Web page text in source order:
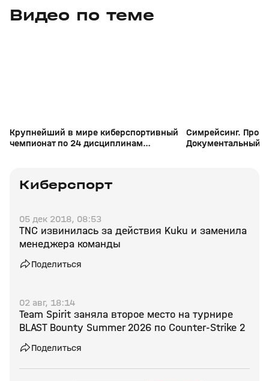
Видео по теме
30 янв, 13:24
Крупнейший в мире киберспортивный
чемпионат по 24 дисциплинам
Симрейсинг.
Документальный
Киберспорт
05 дек 2018, 08:53
TNC извинилась за действия Kuku и заменила
менеджера команды
Поделиться
02 авг, 18:14
Team Spirit заняла второе место на турнире
BLAST Bounty Summer 2026 по Counter‑Strike 2
Поделиться